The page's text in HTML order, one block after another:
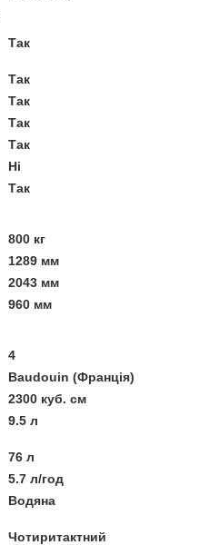
Так
Так
Так
Так
Так
Ні
Так
800 кг
1289 мм
2043 мм
960 мм
4
Baudouin (Франція)
2300 куб. см
9.5 л
76 л
5.7 л/год
Водяна
Чотиритактний